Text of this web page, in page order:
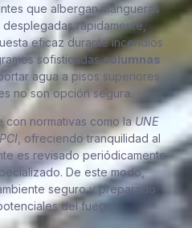
que albergan mangueras
rápidamente,
eficaz durante incendios
sofisticadascolumnas
agua a pisos superiores
no son opción segura.
con normativas como laUNE
, ofreciendo tranquilidad al
es revisado periódicamente
De este modo,
seguro y preparado
del fuego.